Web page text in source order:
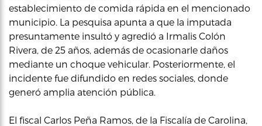
establecimiento de comida rápida en el mencionado
municipio. La pesquisa apunta a que la imputada
presuntamente insultó y agredió a Irmalis Colón
Rivera, de 25 años, además de ocasionarle daños
mediante un choque vehicular. Posteriormente, el
incidente fue difundido en redes sociales, donde
generó amplia atención pública.
El fiscal Carlos Peña Ramos, de la Fiscalía de Carolina,